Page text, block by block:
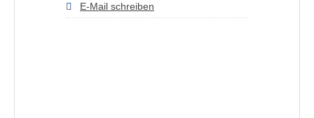
E-Mail schreiben